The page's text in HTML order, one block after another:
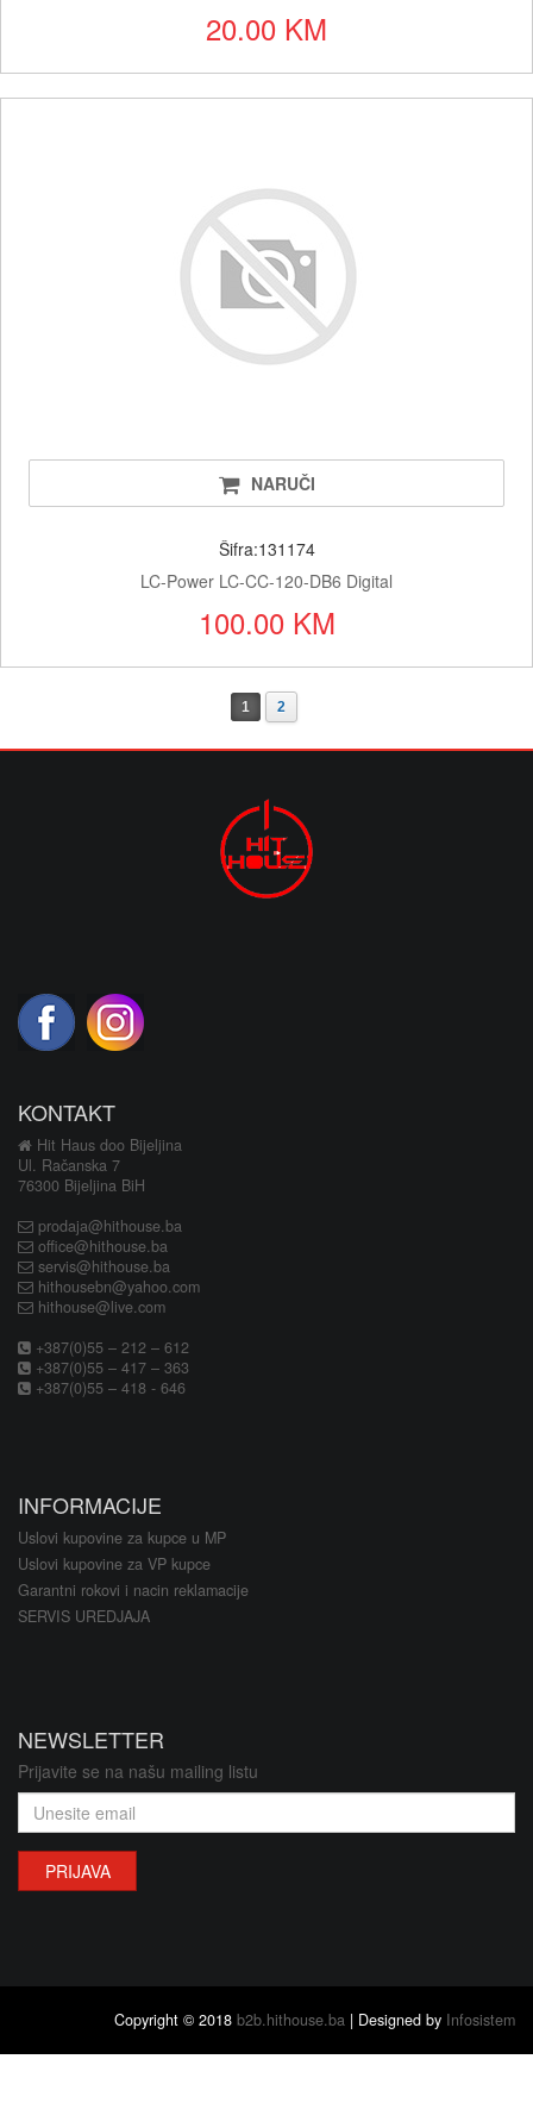
20.00 KM
NARUČI
Šifra:131174
LC-Power LC-CC-120-DB6 Digital
100.00 KM
1 2
KONTAKT
Hit Haus doo Bijeljina
Ul. Račanska 7
76300 Bijeljina BiH
prodaja@hithouse.ba
office@hithouse.ba
servis@hithouse.ba
hithousebn@yahoo.com
hithouse@live.com
+387(0)55 – 212 – 612
+387(0)55 – 417 – 363
+387(0)55 – 418 - 646
INFORMACIJE
Uslovi kupovine za kupce u MP
Uslovi kupovine za VP kupce
Garantni rokovi i nacin reklamacije
SERVIS UREDJAJA
NEWSLETTER
Prijavite se na našu mailing listu
PRIJAVA
Copyright © 2018 b2b.hithouse.ba | Designed by Infosistem